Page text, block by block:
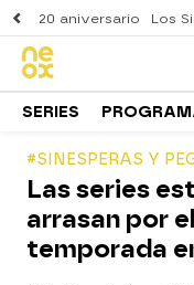
20 aniversario Los
SERIES
#SINESPERAS Y
Las series
arrasan por
temporada